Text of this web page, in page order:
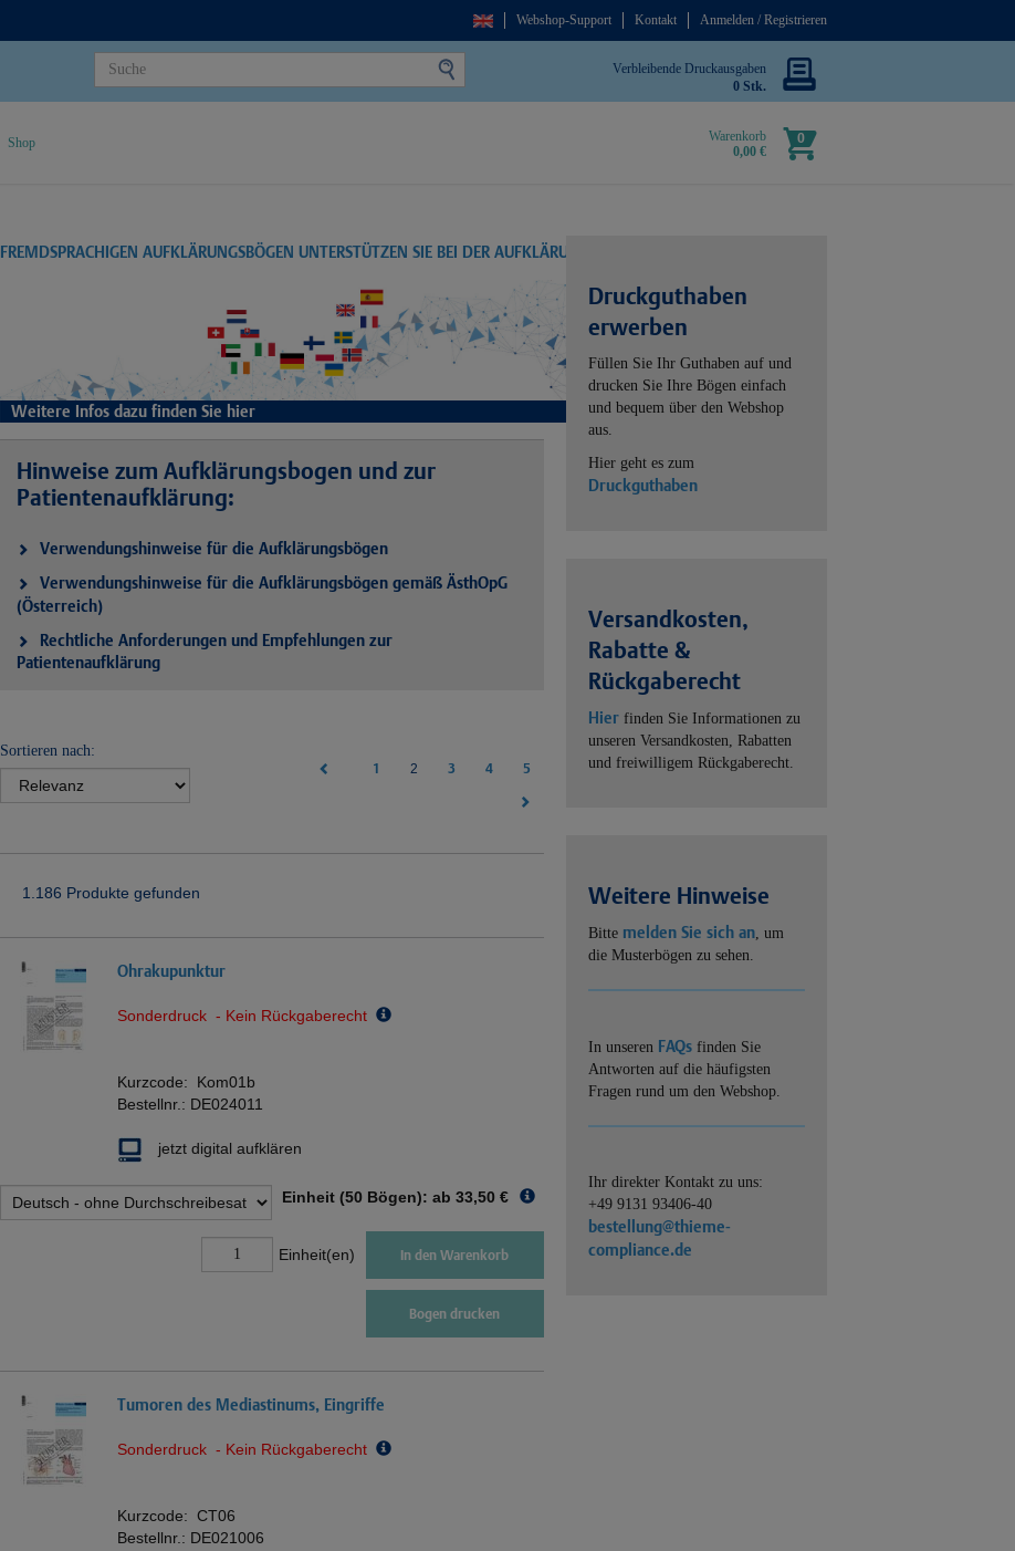
Webshop-Support Kontakt Anmelden / Registrieren
Verbleibende Druckausgaben
0 Stk.
Warenkorb
0,00 €
0
Shop
FREMDSPRACHIGEN AUFKLÄRUNGSBÖGEN UNTERSTÜTZEN SIE BEI DER AUFKLÄRUNG
Weitere Infos dazu finden Sie hier
Hinweise zum Aufklärungsbogen und zur
Patientenaufklärung:
Verwendungshinweise für die Aufklärungsbögen
Verwendungshinweise für die Aufklärungsbögen gemäß ÄsthOpG
(Österreich)
Rechtliche Anforderungen und Empfehlungen zur
Patientenaufklärung
Sortieren nach:
1
2(current)
3 4 5
1.186 Produkte gefunden
Ohrakupunktur
Sonderdruck - Kein Rückgaberecht
Kurzcode: Kom01b
Bestellnr.: DE024011
jetzt digital aufklären
Einheit (50 Bögen): ab 33,50 €
Einheit(en) In den Warenkorb
Bogen drucken
Tumoren des Mediastinums, Eingriffe
Sonderdruck - Kein Rückgaberecht
Kurzcode: CT06
Bestellnr.: DE021006
Druckguthaben
erwerben
Füllen Sie Ihr Guthaben auf und
drucken Sie Ihre Bögen einfach
und bequem über den Webshop
aus.
Hier geht es zum
Druckguthaben
Versandkosten,
Rabatte &
Rückgaberecht
Hier finden Sie Informationen zu
unseren Versandkosten, Rabatten
und freiwilligem Rückgaberecht.
Weitere Hinweise
Bitte melden Sie sich an, um
die Musterbögen zu sehen.
In unseren FAQs finden Sie
Antworten auf die häufigsten
Fragen rund um den Webshop.
Ihr direkter Kontakt zu uns:
+49 9131 93406-40
bestellung@thieme-
compliance.de